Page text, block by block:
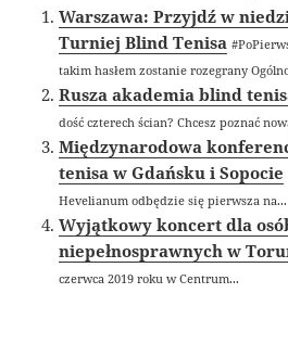
Warszawa: Przyjdź w
Turniej Blind Tenisa
takim hasłem zostanie rozegrany
Rusza akademia blind
dość czterech ścian? Chcesz poznać
Międzynarodowa
tenisa w Gdańsku i Sopocie
Hevelianum odbędzie się pierwsza na...
Wyjątkowy koncert dla
niepełnosprawnych w
czerwca 2019 roku w Centrum...